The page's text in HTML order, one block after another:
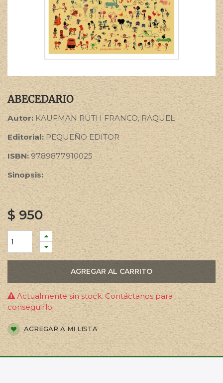
ABECEDARIO
Autor: KAUFMAN RUTH FRANCO, RAQUEL
Editorial: PEQUEÑO EDITOR
ISBN: 9789877910025
Sinopsis:
$ 950
AGREGAR AL CARRITO
Actualmente sin stock. Contáctanos para
conseguirlo.
AGREGAR A MI LISTA